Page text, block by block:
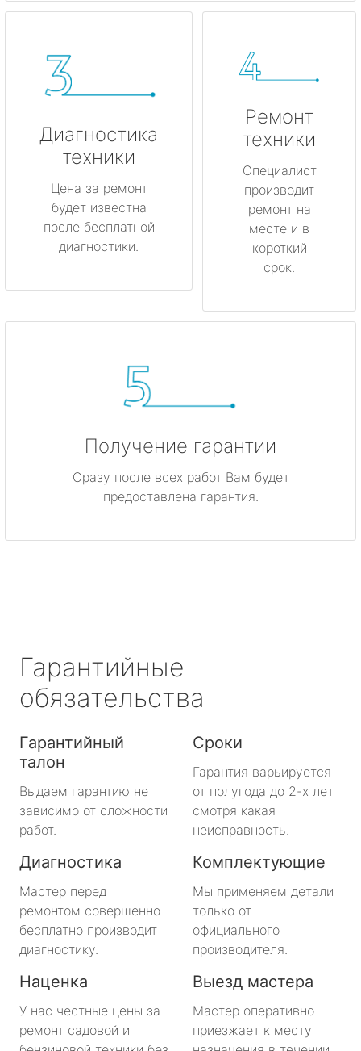
Диагностика
техники
Цена за ремонт
будет известна
после бесплатной
диагностики.
Ремонт
техники
Специалист
производит
ремонт на
месте и в
короткий
срок.
Получение гарантии
Сразу после всех работ Вам будет
предоставлена гарантия.
Гарантийные
обязательства
Гарантийный
талон
Выдаем гарантию не
зависимо от сложности
работ.
Сроки
Гарантия варьируется
от полугода до 2-х лет
смотря какая
неисправность.
Диагностика
Мастер перед
ремонтом совершенно
бесплатно производит
диагностику.
Комплектующие
Мы применяем детали
только от
официального
производителя.
Наценка
У нас честные цены за
ремонт садовой и
Выезд мастера
Мастер оперативно
приезжает к месту